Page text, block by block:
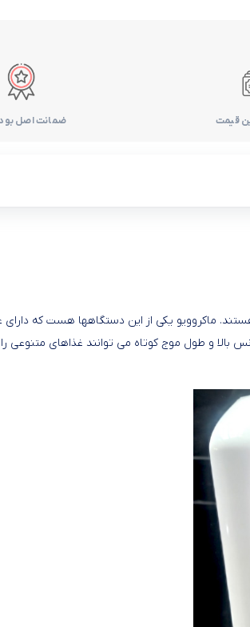
قیمت ضمانت اصل
ماکروویو یکی از این دستگاهها هست که
بالا و طول موج کوتاه می توانند غذاهای متنوعی را